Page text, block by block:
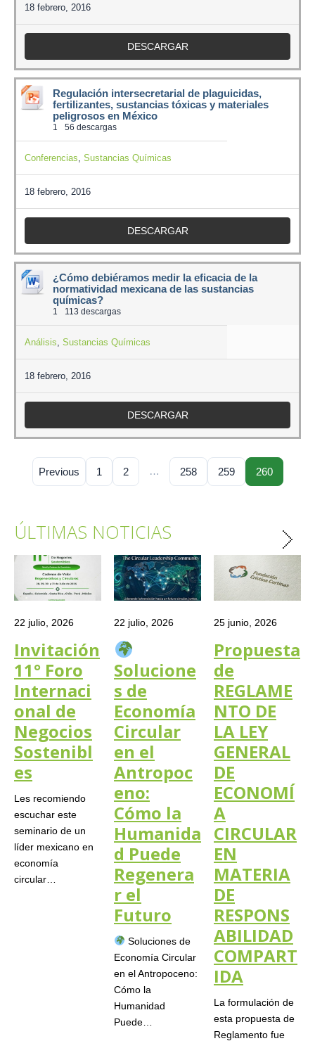
18 febrero, 2016
DESCARGAR
Regulación intersecretarial de plaguicidas,
fertilizantes, sustancias tóxicas y materiales
peligrosos en México
1 56 descargas
Conferencias, Sustancias Químicas
18 febrero, 2016
DESCARGAR
¿Cómo debiéramos medir la eficacia de la
normatividad mexicana de las sustancias
químicas?
1 113 descargas
Análisis, Sustancias Químicas
18 febrero, 2016
DESCARGAR
Previous 1 2 … 258 259 260
ÚLTIMAS NOTICIAS
22 julio, 2026
Invitación
11° Foro
Internaci
onal de
Negocios
Sostenibl
es
Les recomiendo
escuchar este
seminario de un
líder mexicano en
economía
circular…
22 julio, 2026
Solucione
s de
Economía
Circular
en el
Antropoc
eno:
Cómo la
Humanida
d Puede
Regenera
r el
Futuro
Soluciones de
Economía Circular
en el Antropoceno:
Cómo la
Humanidad
Puede…
25 junio, 2026
Propuesta
de
REGLAME
NTO DE
LA LEY
GENERAL
DE
ECONOMÍ
A
CIRCULAR
EN
MATERIA
DE
RESPONS
ABILIDAD
COMPART
IDA
La formulación de
esta propuesta de
Reglamento fue